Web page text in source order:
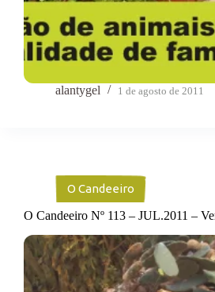
alantygel 1 de agosto de 2011
O Candeeiro
O Candeeiro Nº 113 – JUL.2011 –